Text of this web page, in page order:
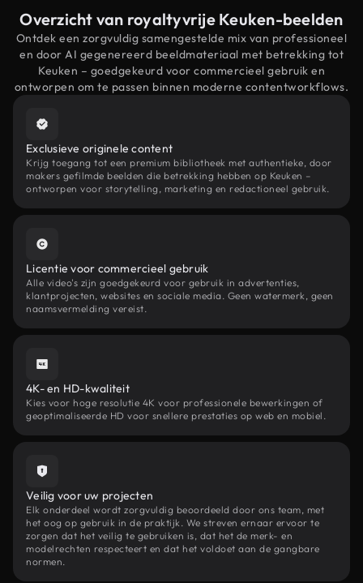
Overzicht van royaltyvrije Keuken-beelden
Ontdek een zorgvuldig samengestelde mix van professioneel
en door AI gegenereerd beeldmateriaal met betrekking tot
Keuken – goedgekeurd voor commercieel gebruik en
ontworpen om te passen binnen moderne contentworkflows.
Exclusieve originele content
Krijg toegang tot een premium bibliotheek met authentieke, door
makers gefilmde beelden die betrekking hebben op Keuken –
ontworpen voor storytelling, marketing en redactioneel gebruik.
Licentie voor commercieel gebruik
Alle video's zijn goedgekeurd voor gebruik in advertenties,
klantprojecten, websites en sociale media. Geen watermerk, geen
naamsvermelding vereist.
4K- en HD-kwaliteit
Kies voor hoge resolutie 4K voor professionele bewerkingen of
geoptimaliseerde HD voor snellere prestaties op web en mobiel.
Veilig voor uw projecten
Elk onderdeel wordt zorgvuldig beoordeeld door ons team, met
het oog op gebruik in de praktijk. We streven ernaar ervoor te
zorgen dat het veilig te gebruiken is, dat het de merk- en
modelrechten respecteert en dat het voldoet aan de gangbare
normen.